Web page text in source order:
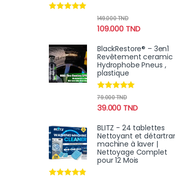
109.000 TND
149.000TND
BlackRestore® – 3en1
Revêtement ceramic
Hydrophobe Pneus ,
plastique
Note4.78
39.000 TND
79.000TND
BLITZ - 24 tablettes
Nettoyant et
machine à laver |
Nettoyage Complet
pour 12 Mois